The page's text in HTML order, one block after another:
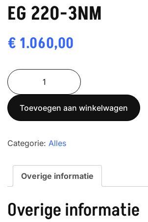
EG 220-3NM
€ 1.060,00
EG
220-
3NM
aantal
Toevoegen aan winkelwagen
Categorie: Alles
Overige informatie
Overige informatie